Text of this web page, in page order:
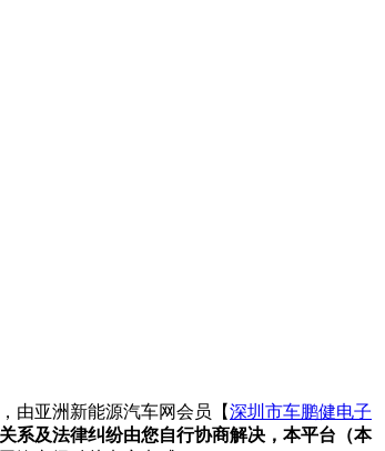
由亚洲新能源汽车网会员【深圳市车鹏健电子
系及法律纠纷由您自行协商解决，本平台（本